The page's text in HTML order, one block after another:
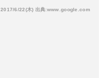
2017/6/22(木) 出典:www.google.com